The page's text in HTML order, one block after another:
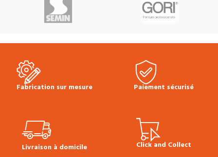
Fabrication sur mesure Paiement sécurisé
Livraison à domicile Click and Collect